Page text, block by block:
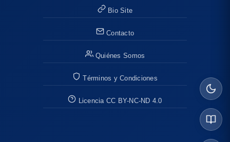
Bio Site
Contacto
Quiénes Somos
Términos y Condiciones
Licencia CC BY-NC-ND 4.0